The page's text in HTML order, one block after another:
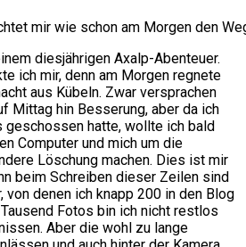
mir wie schon am Morgen den
diesjährigen Axalp-Abenteuer.
ich mir, denn am Morgen regnete
aus Kübeln. Zwar versprachen
Mittag hin Besserung, aber da ich
hatte, wollte ich bald
Computer und mich um die
Löschung machen. Dies ist mir
beim Schreiben dieser Zeilen sind
von denen ich knapp 200 in den Blog
Fotos bin ich nicht restlos
Aber die wohl zu lange